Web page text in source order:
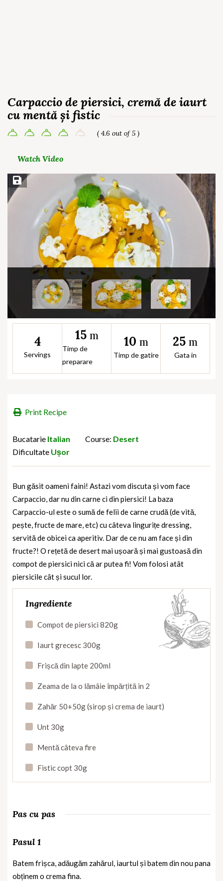
Carpaccio de piersici, cremă de iaurt
cu mentă și fistic
( 4.6 out of 5 )
Watch Video
Save Recipe
4
Servings
15 m
Timp de
preparare
10 m
Timp de gatire
25 m
Gata in
Print Recipe
Bucatarie Italian Course: Desert
Dificultate Ușor
Bun găsit oameni faini! Astazi vom discuta și vom face
Carpaccio, dar nu din carne ci din piersici! La baza
Carpaccio-ul este o sumă de felii de carne crudă (de vită,
pește, fructe de mare, etc) cu câteva lingurițe dressing,
servită de obicei ca aperitiv. Dar de ce nu am face și din
fructe?! O rețetă de desert mai ușoară și mai gustoasă din
compot de piersici nici că ar putea fi! Vom folosi atât
piersicile cât și sucul lor.
Ingrediente
Compot de piersici 820g
Iaurt grecesc 300g
Frișcă din lapte 200ml
Zeama de la o lămâie împărțită in 2
Zahăr 50+50g (sirop și crema de iaurt)
Unt 30g
Mentă câteva fire
Fistic copt 30g
Pas cu pas
Pasul 1
Batem frișca, adăugăm zahărul, iaurtul și batem din nou pana
obținem o crema fina.